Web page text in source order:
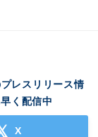
レスリリース情
く配信中
X